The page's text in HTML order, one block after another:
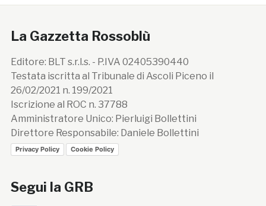
La Gazzetta Rossoblù
Editore: BLT s.r.l.s. - P.IVA 02405390440
Testata iscritta al Tribunale di Ascoli Piceno il
26/02/2021 n. 199/2021
Iscrizione al ROC n. 37788
Amministratore Unico: Pierluigi Bollettini
Direttore Responsabile: Daniele Bollettini
Privacy Policy Cookie Policy
Segui la GRB